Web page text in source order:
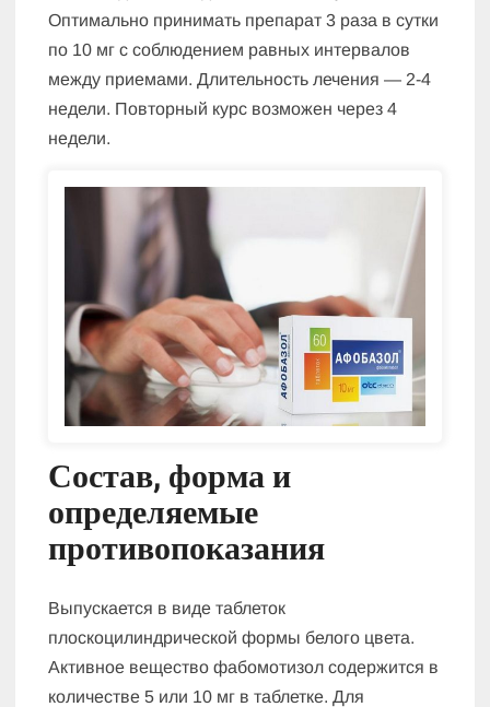
Оптимально принимать препарат 3 раза в сутки
по 10 мг с соблюдением равных интервалов
между приемами. Длительность лечения — 2-4
недели. Повторный курс возможен через 4
недели.
Состав, формаи
определяемые
противопоказания
Выпускается в виде таблеток
плоскоцилиндрической формы белого цвета.
Активное вещество фабомотизол содержится в
количестве 5 или 10 мг в таблетке. Для